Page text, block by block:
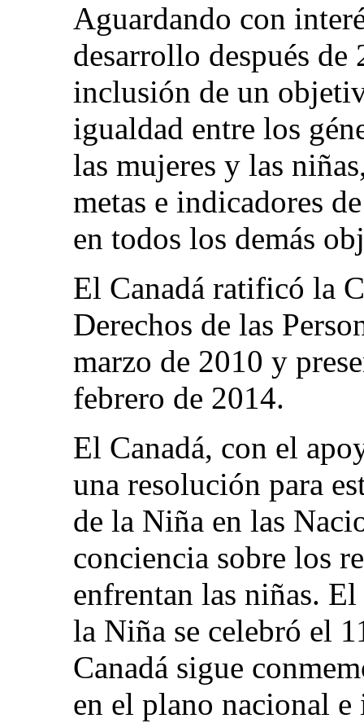
Aguardando con
desarrollo después
inclusión de un
igualdad entre los
las mujeres y las
metas e indicadores
en todos los demás
El Canadá ratificó la
Derechos de las
marzo de 2010 y
febrero de 2014.
El Canadá, con el
una resolución para
de la Niña en las
conciencia sobre los
enfrentan las niñas.
la Niña se celebró el
Canadá sigue
en el plano nacional